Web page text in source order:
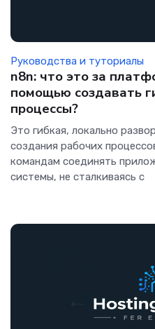
Руководства и туториалы
n8n: что это за
помощью создавать
процессы?
Это гибкая, локально
создания рабочих
командам соединять
системы, не сталкиваясь с